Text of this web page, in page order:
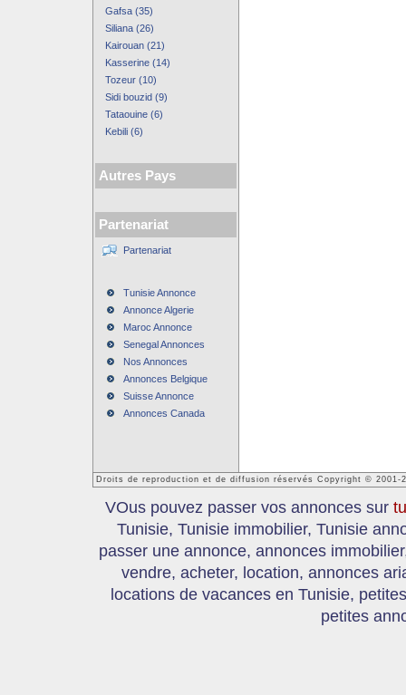
Gafsa (35)
Siliana (26)
Kairouan (21)
Kasserine (14)
Tozeur (10)
Sidi bouzid (9)
Tataouine (6)
Kebili (6)
Autres Pays
Partenariat
Partenariat
Tunisie Annonce
Annonce Algerie
Maroc Annonce
Senegal Annonces
Nos Annonces
Annonces Belgique
Suisse Annonce
Annonces Canada
Droits de reproduction et de diffusion réservés Copyright © 2001-
VOus pouvez passer vos annonces sur
Tunisie, Tunisie immobilier, Tunisie
passer une annonce, annonces
vendre, acheter, location, annonces
locations de vacances en Tunisie,
petites